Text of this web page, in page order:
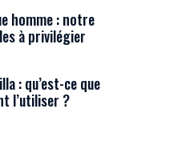
homme : notre
à privilégier
: qu’est-ce que
l’utiliser ?